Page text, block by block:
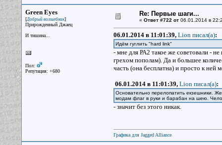
Green Eyes
[Добрый волшебник]
Прирожденный Джаец
И тишина...
Пол:
Репутация: +680
Re: Первые шаги...
« Ответ #722 от06.01.2014 в
06.01.2014 в 11:01:39, Lion писал(a):
Идём гуглить "hard link"
- мне для РА2 такое же советовали -
грехом пополам). Да и большее
часть (она бесплатна) и просто к ней
06.01.2014 в 11:01:39, Lion писал(a):
Основательно перелопатить екзешники.
модам флаг в руки и барабан на шею.
- значит без этого никак.
Графика для Jagged Alliance